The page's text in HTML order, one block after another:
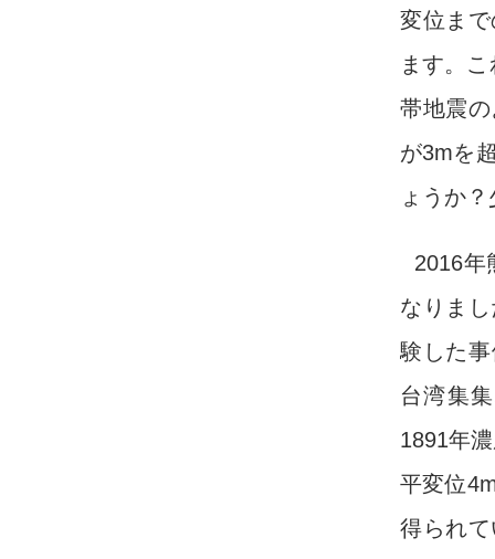
変位ま
ます。
帯地震
が3mを
ょうか
2016年
なりま
験した
台湾集
1891年
平変位
得られ